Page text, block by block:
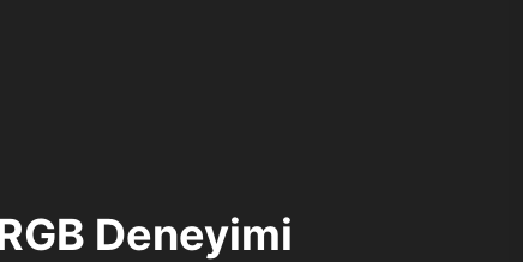
Deneyimi